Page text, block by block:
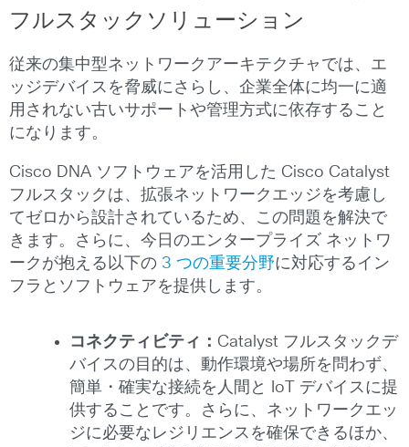
フルスタックソリューション
従来の集中型ネットワークアーキテクチャでは、エ
ッジデバイスを脅威にさらし、企業全体に均一に適
用されない古いサポートや管理方式に依存すること
になります。
Cisco DNA ソフトウェアを活用した Cisco Catalyst
フルスタックは、拡張ネットワークエッジを考慮し
てゼロから設計されているため、この問題を解決で
きます。さらに、今日のエンタープライズ ネットワ
ークが抱える以下の 3 つの重要分野に対応するイン
フラとソフトウェアを提供します。
コネクティビティ： Catalyst フルスタックデ
バイスの目的は、動作環境や場所を問わず、
簡単・確実な接続を人間と IoT デバイスに提
供することです。さらに、ネットワークエッ
ジに必要なレジリエンスを確保できるほか、